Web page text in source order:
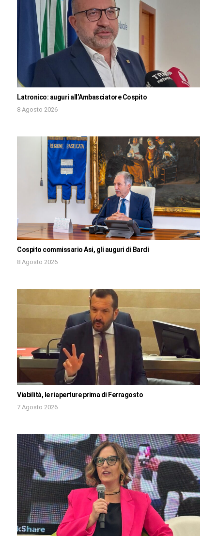
Latronico: auguri all’Ambasciatore Cospito
8 Agosto 2026
Cospito commissario Asi, gli auguri di Bardi
8 Agosto 2026
Viabilità, le riaperture prima di Ferragosto
7 Agosto 2026